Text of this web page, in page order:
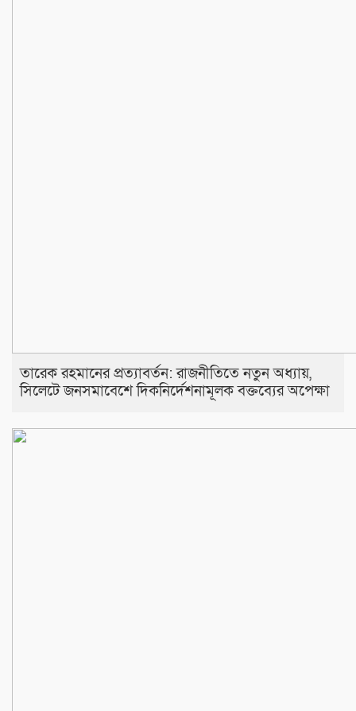
তারেক রহমানের প্রত্যাবর্তন: রাজনীতিতে নতুন অধ্যায়,
সিলেটে জনসমাবেশে দিকনির্দেশনামূলক বক্তব্যের অপেক্ষা